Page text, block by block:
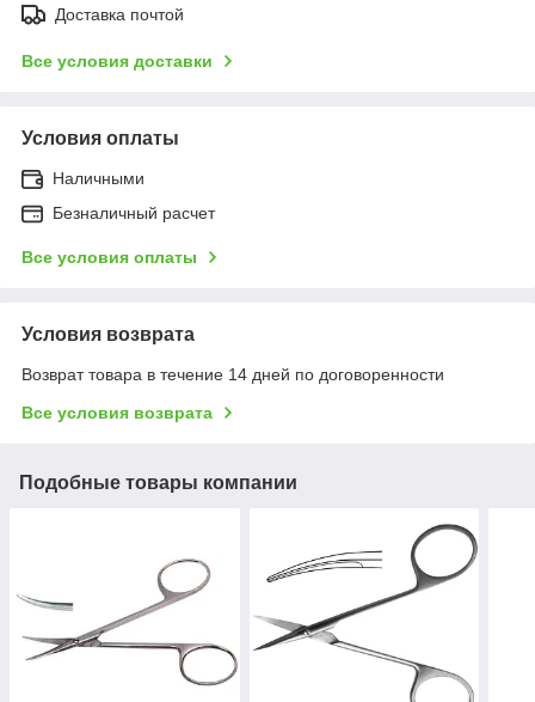
Доставка почтой
Все условия доставки
Условия оплаты
Наличными
Безналичный расчет
Все условия оплаты
Условия возврата
Возврат товара в течение 14 дней по договоренности
Все условия возврата
Подобные товары компании